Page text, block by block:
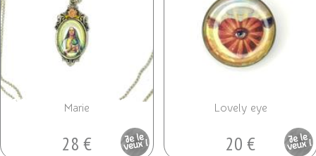
Marie
28 €
Lovely eye
20 €